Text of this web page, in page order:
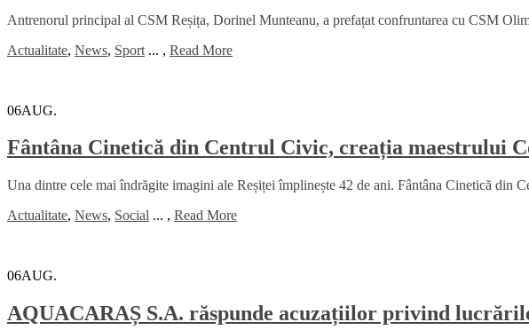
Antrenorul principal al CSM Reșița, Dorinel Munteanu, a prefațat confruntarea cu CSM
Actualitate, News, Sport ... , Read More
06AUG.
Fântâna Cinetică din Centrul Civic, creația maestrului
Una dintre cele mai îndrăgite imagini ale Reșiței împlinește 42 de ani. Fântâna Cinetică din
Actualitate, News, Social ... , Read More
06AUG.
AQUACARAȘ S.A. răspunde acuzațiilor privind